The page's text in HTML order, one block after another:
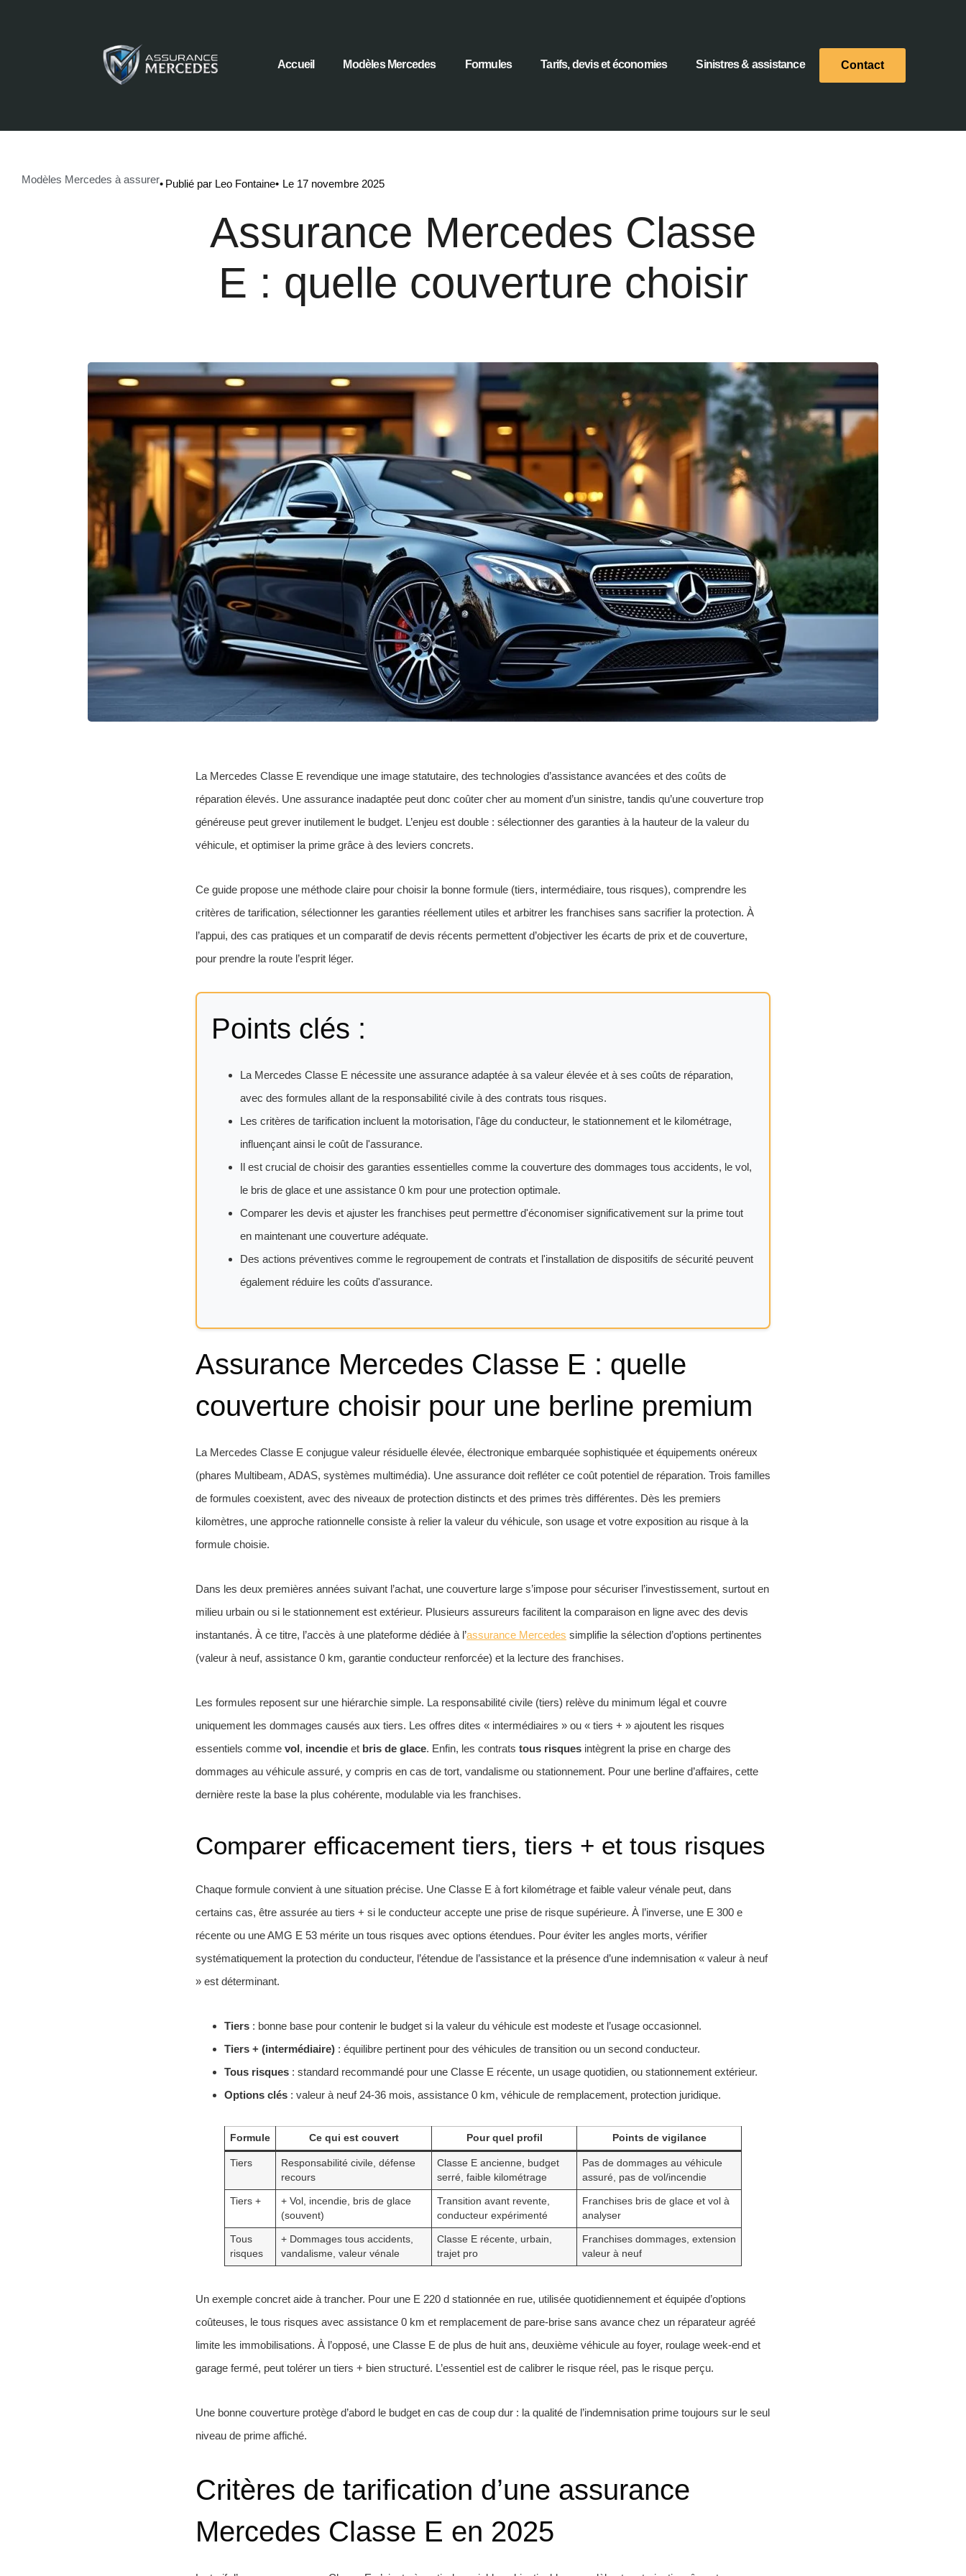
Accueil Modèles Mercedes Formules Tarifs, devis et économies Sinistres & assistance Contact
Modèles Mercedes à assurer• Publié par Leo Fontaine• Le 17 novembre 2025
Assurance Mercedes Classe
E : quelle couverture choisir
La Mercedes Classe E revendique une image statutaire, des technologies d’assistance avancées et des coûts de
réparation élevés. Une assurance inadaptée peut donc coûter cher au moment d’un sinistre, tandis qu’une couverture trop
généreuse peut grever inutilement le budget. L’enjeu est double : sélectionner des garanties à la hauteur de la valeur du
véhicule, et optimiser la prime grâce à des leviers concrets.
Ce guide propose une méthode claire pour choisir la bonne formule (tiers, intermédiaire, tous risques), comprendre les
critères de tarification, sélectionner les garanties réellement utiles et arbitrer les franchises sans sacrifier la protection. À
l’appui, des cas pratiques et un comparatif de devis récents permettent d’objectiver les écarts de prix et de couverture,
pour prendre la route l’esprit léger.
Points clés :
La Mercedes Classe E nécessite une assurance adaptée à sa valeur élevée et à ses coûts de réparation,
avec des formules allant de la responsabilité civile à des contrats tous risques.
Les critères de tarification incluent la motorisation, l'âge du conducteur, le stationnement et le kilométrage,
influençant ainsi le coût de l'assurance.
Il est crucial de choisir des garanties essentielles comme la couverture des dommages tous accidents, le vol,
le bris de glace et une assistance 0 km pour une protection optimale.
Comparer les devis et ajuster les franchises peut permettre d'économiser significativement sur la prime tout
en maintenant une couverture adéquate.
Des actions préventives comme le regroupement de contrats et l'installation de dispositifs de sécurité peuvent
également réduire les coûts d'assurance.
Assurance Mercedes Classe E : quelle
couverture choisir pour une berline premium
La Mercedes Classe E conjugue valeur résiduelle élevée, électronique embarquée sophistiquée et équipements onéreux
(phares Multibeam, ADAS, systèmes multimédia). Une assurance doit refléter ce coût potentiel de réparation. Trois familles
de formules coexistent, avec des niveaux de protection distincts et des primes très différentes. Dès les premiers
kilomètres, une approche rationnelle consiste à relier la valeur du véhicule, son usage et votre exposition au risque à la
formule choisie.
Dans les deux premières années suivant l’achat, une couverture large s’impose pour sécuriser l’investissement, surtout en
milieu urbain ou si le stationnement est extérieur. Plusieurs assureurs facilitent la comparaison en ligne avec des devis
instantanés. À ce titre, l’accès à une plateforme dédiée à l’assurance Mercedes simplifie la sélection d’options pertinentes
(valeur à neuf, assistance 0 km, garantie conducteur renforcée) et la lecture des franchises.
Les formules reposent sur une hiérarchie simple. La responsabilité civile (tiers) relève du minimum légal et couvre
uniquement les dommages causés aux tiers. Les offres dites « intermédiaires » ou « tiers + » ajoutent les risques
essentiels comme vol, incendie et bris de glace. Enfin, les contrats tous risques intègrent la prise en charge des
dommages au véhicule assuré, y compris en cas de tort, vandalisme ou stationnement. Pour une berline d’affaires, cette
dernière reste la base la plus cohérente, modulable via les franchises.
Comparer efficacement tiers, tiers + et tous risques
Chaque formule convient à une situation précise. Une Classe E à fort kilométrage et faible valeur vénale peut, dans
certains cas, être assurée au tiers + si le conducteur accepte une prise de risque supérieure. À l’inverse, une E 300 e
récente ou une AMG E 53 mérite un tous risques avec options étendues. Pour éviter les angles morts, vérifier
systématiquement la protection du conducteur, l’étendue de l’assistance et la présence d’une indemnisation « valeur à neuf
» est déterminant.
Tiers : bonne base pour contenir le budget si la valeur du véhicule est modeste et l’usage occasionnel.
Tiers + (intermédiaire) : équilibre pertinent pour des véhicules de transition ou un second conducteur.
Tous risques : standard recommandé pour une Classe E récente, un usage quotidien, ou stationnement extérieur.
Options clés : valeur à neuf 24-36 mois, assistance 0 km, véhicule de remplacement, protection juridique.
Formule Ce qui est couvert Pour quel profil Points de vigilance
Tiers
Responsabilité civile, défense
recours
Classe E ancienne, budget
serré, faible kilométrage
Pas de dommages au véhicule
assuré, pas de vol/incendie
Tiers +
+ Vol, incendie, bris de glace
(souvent)
Transition avant revente,
conducteur expérimenté
Franchises bris de glace et vol à
analyser
Tous
risques
+ Dommages tous accidents,
vandalisme, valeur vénale
Classe E récente, urbain,
trajet pro
Franchises dommages, extension
valeur à neuf
Un exemple concret aide à trancher. Pour une E 220 d stationnée en rue, utilisée quotidiennement et équipée d’options
coûteuses, le tous risques avec assistance 0 km et remplacement de pare-brise sans avance chez un réparateur agréé
limite les immobilisations. À l’opposé, une Classe E de plus de huit ans, deuxième véhicule au foyer, roulage week-end et
garage fermé, peut tolérer un tiers + bien structuré. L’essentiel est de calibrer le risque réel, pas le risque perçu.
Une bonne couverture protège d’abord le budget en cas de coup dur : la qualité de l’indemnisation prime toujours sur le seul
niveau de prime affiché.
Critères de tarification d’une assurance
Mercedes Classe E en 2025